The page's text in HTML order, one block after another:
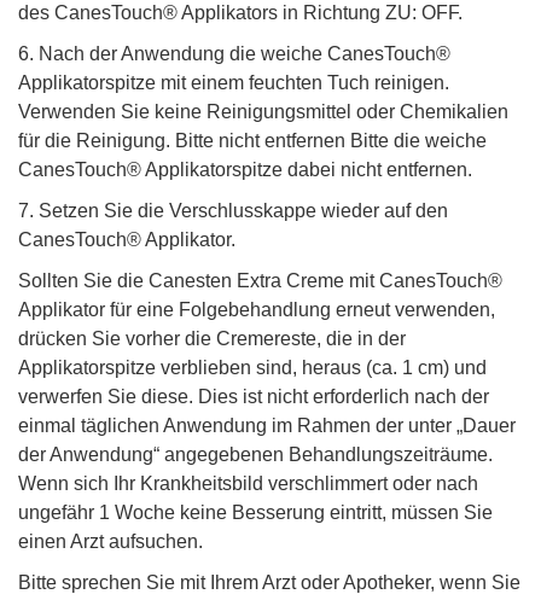
des CanesTouch® Applikators in Richtung ZU: OFF.
6. Nach der Anwendung die weiche CanesTouch®
Applikatorspitze mit einem feuchten Tuch reinigen.
Verwenden Sie keine Reinigungsmittel oder Chemikalien
für die Reinigung. Bitte nicht entfernen Bitte die weiche
CanesTouch® Applikatorspitze dabei nicht entfernen.
7. Setzen Sie die Verschlusskappe wieder auf den
CanesTouch® Applikator.
Sollten Sie die Canesten Extra Creme mit CanesTouch®
Applikator für eine Folgebehandlung erneut verwenden,
drücken Sie vorher die Cremereste, die in der
Applikatorspitze verblieben sind, heraus (ca. 1 cm) und
verwerfen Sie diese. Dies ist nicht erforderlich nach der
einmal täglichen Anwendung im Rahmen der unter „Dauer
der Anwendung“ angegebenen Behandlungszeiträume.
Wenn sich Ihr Krankheitsbild verschlimmert oder nach
ungefähr 1 Woche keine Besserung eintritt, müssen Sie
einen Arzt aufsuchen.
Bitte sprechen Sie mit Ihrem Arzt oder Apotheker, wenn Sie